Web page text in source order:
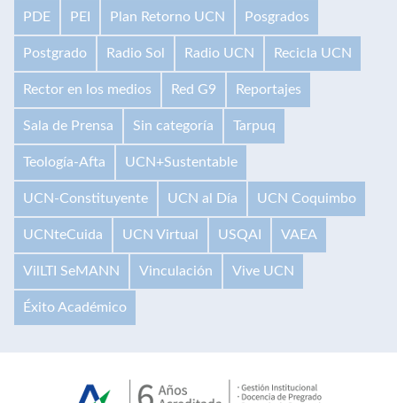
PDE PEI Plan Retorno UCN Posgrados
Postgrado Radio Sol Radio UCN Recicla UCN
Rector en los medios Red G9 Reportajes
Sala de Prensa Sin categoría Tarpuq
Teología-Afta UCN+Sustentable
UCN-Constituyente UCN al Día UCN Coquimbo
UCNteCuida UCN Virtual USQAI VAEA
VilLTI SeMANN Vinculación Vive UCN
Éxito Académico